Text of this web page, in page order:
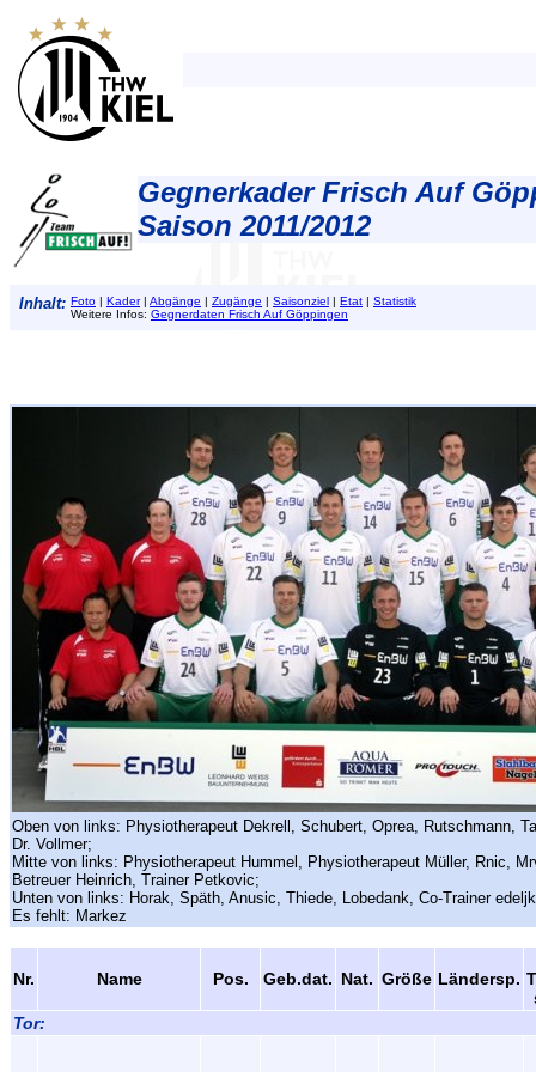
Gegnerkader Frisch Auf
Saison 2011/2012
Inhalt: Foto | Kader| Abgänge | Zugänge | Saisonziel | Etat | Statistik
Weitere Infos: Gegnerdaten Frisch Auf Göppingen
Oben von links: Physiotherapeut Dekrell, Schubert, Oprea, Rutschmann,
Dr. Vollmer;
Mitte von links: Physiotherapeut Hummel, Physiotherapeut Müller, Rnic,
Betreuer Heinrich, Trainer Petkovic;
Unten von links: Horak, Späth, Anusic, Thiede, Lobedank, Co-Trainer
Es fehlt: Markez
Nr. Name Pos. Geb.dat. Nat. Größe Ländersp.
Tor: